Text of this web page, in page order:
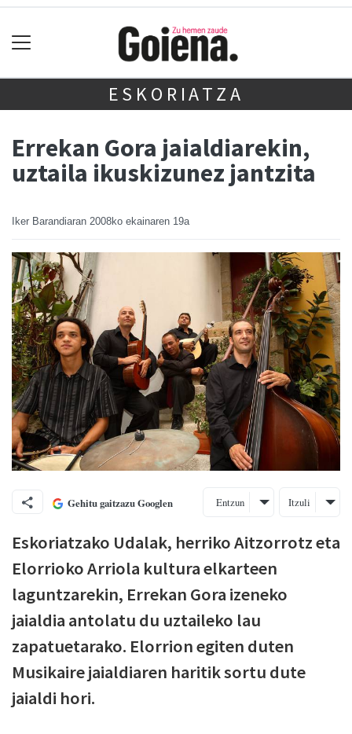
ESKORIATZA
Errekan Gora jaialdiarekin,
uztaila ikuskizunez jantzita
Iker Barandiaran 2008ko ekainaren 19a
Gehitu gaitzazu Googlen Entzun Itzuli
Eskoriatzako Udalak, herriko Aitzorrotz eta
Elorrioko Arriola kultura elkarteen
laguntzarekin, Errekan Gora izeneko
jaialdia antolatu du uztaileko lau
zapatuetarako. Elorrion egiten duten
Musikaire jaialdiaren haritik sortu dute
jaialdi hori.